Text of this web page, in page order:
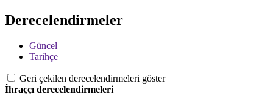
Derecelendirmeler
Güncel
Tarihçe
Geri çekilen derecelendirmeleri göster
İhraççı derecelendirmeleri